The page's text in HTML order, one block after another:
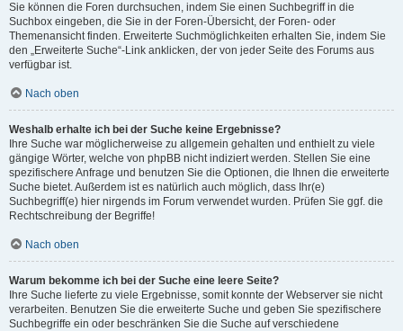
Sie können die Foren durchsuchen, indem Sie einen Suchbegriff in die
Suchbox eingeben, die Sie in der Foren-Übersicht, der Foren- oder
Themenansicht finden. Erweiterte Suchmöglichkeiten erhalten Sie, indem Sie
den „Erweiterte Suche“-Link anklicken, der von jeder Seite des Forums aus
verfügbar ist.
Nach oben
Weshalb erhalte ich bei der Suche keine Ergebnisse?
Ihre Suche war möglicherweise zu allgemein gehalten und enthielt zu viele
gängige Wörter, welche von phpBB nicht indiziert werden. Stellen Sie eine
spezifischere Anfrage und benutzen Sie die Optionen, die Ihnen die erweiterte
Suche bietet. Außerdem ist es natürlich auch möglich, dass Ihr(e)
Suchbegriff(e) hier nirgends im Forum verwendet wurden. Prüfen Sie ggf. die
Rechtschreibung der Begriffe!
Nach oben
Warum bekomme ich bei der Suche eine leere Seite?
Ihre Suche lieferte zu viele Ergebnisse, somit konnte der Webserver sie nicht
verarbeiten. Benutzen Sie die erweiterte Suche und geben Sie spezifischere
Suchbegriffe ein oder beschränken Sie die Suche auf verschiedene